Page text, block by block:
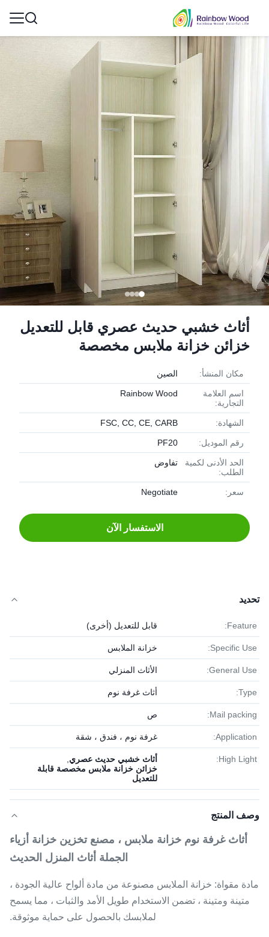
أثاث خشبي حديث عصري قابل للتعديل
خزائن خزانة ملابس مخصصة
مكان المنشأ: الصين
اسم العلامة
التجارية:
Rainbow Wood
الشهادة: FSC, CC, CE, CARB
رقم الموديل: PF20
الحد الأدنى لكمية
الطلب:
تفاوض
سعر: Negotiate
الاستفسار الآن
تحديد
Feature: قابل للتعديل (أخرى)
Specific Use: خزانة الملابس
General Use: الأثاث المنزلي
Type: أثاث غرفة نوم
Mail packing: ص
Application: غرفة نوم ، فندق ، شقة
High Light: أثاث خشبي حديث عصري
خزائن خزانة ملابس مخصصة قابلة
للتعديل
وصف المنتج
أثاث غرفة نوم خزانة ملابس ، مصنع تخزين خزانة أزياء
الجملة أثاث المنزل الحديث
مادة مقواة: خزانة الملابس مصنوعة من مادة ألواح عالية الجودة ،
متينة ومتينة ، تضمن الاستخدام طويل الأمد والثبات ، مما يسمح
لملابسك بالحصول على حماية موثوقة.